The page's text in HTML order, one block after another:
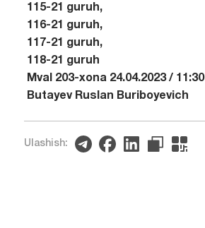
115-21 guruh,
116-21 guruh,
117-21 guruh,
118-21 guruh
MvaI 203-xona 24.04.2023 / 11:30
Butayev Ruslan Buriboyevich
Ulashish: